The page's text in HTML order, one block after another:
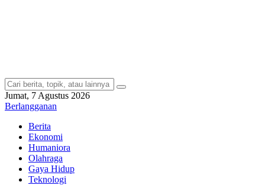
Jumat, 7 Agustus 2026
Berlangganan
Berita
Ekonomi
Humaniora
Olahraga
Gaya Hidup
Teknologi